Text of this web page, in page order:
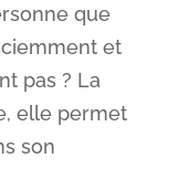
que
et
pas ? La
elle permet
son